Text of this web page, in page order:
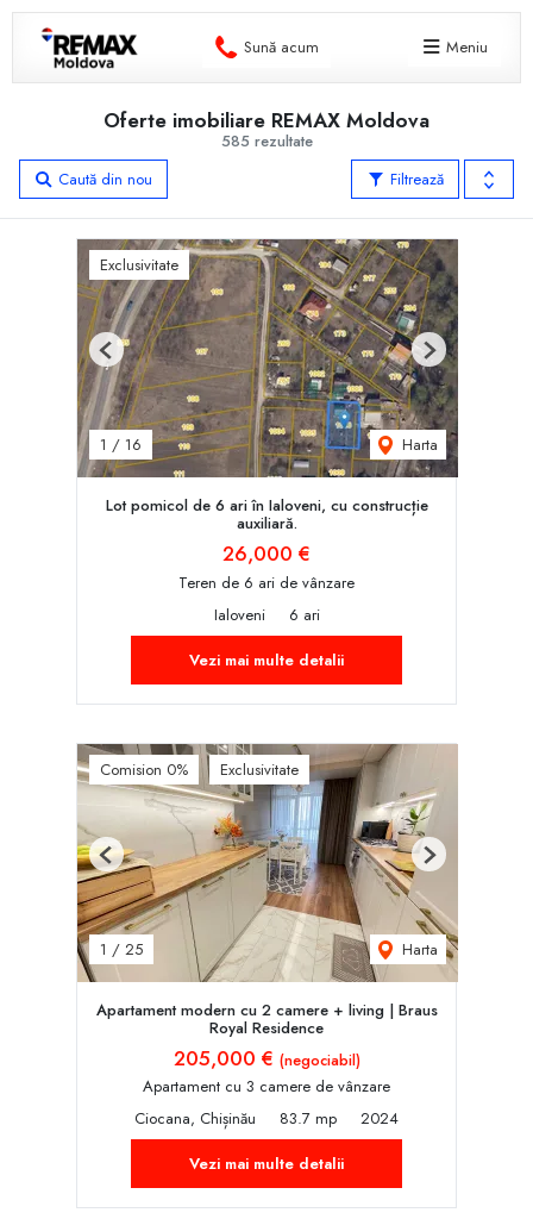
Sună acum Meniu
585 rezultate
Oferte imobiliare REMAX Moldova
Filtrează
Caută din nou
Exclusivitate
1 / 16 Harta
Previous Next
Lot pomicol de 6 ari în Ialoveni, cu construcție
auxiliară.
26,000 €
Teren de 6 ari de vânzare
Ialoveni
6 ari
Vezi mai multe detalii
Comision 0% Exclusivitate
1 / 25 Harta
Previous Next
Apartament modern cu 2 camere + living | Braus
Royal Residence
205,000 € (negociabil)
Apartament cu 3 camere de vânzare
Ciocana, Chișinău
83.7 mp
2024
Vezi mai multe detalii